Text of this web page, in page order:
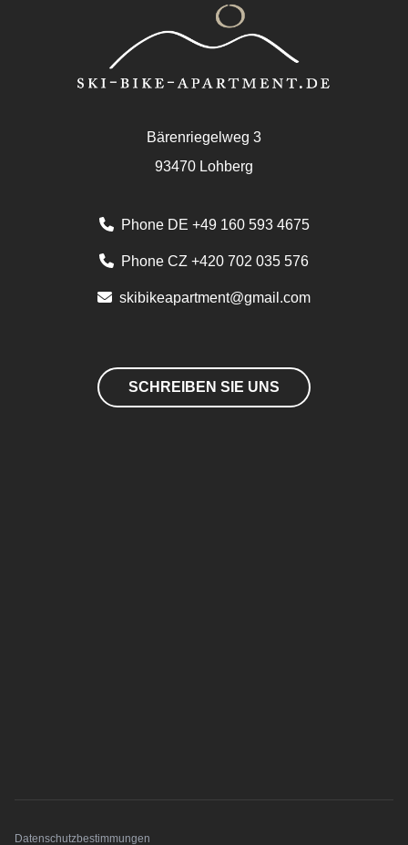
Bärenriegelweg 3
93470 Lohberg
Phone DE +49 160 593 4675
Phone CZ +420 702 035 576
skibikeapartment@gmail.com
SCHREIBEN SIE UNS
Datenschutzbestimmungen